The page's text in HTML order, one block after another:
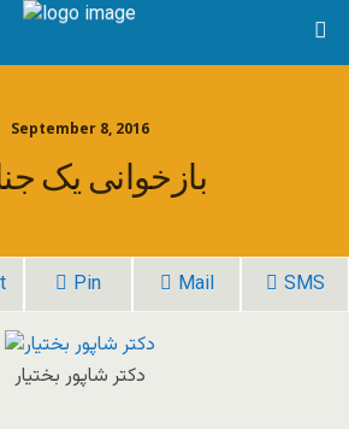
September 8, 2016
بازخوانی یک
Pin Mail SMS
دکتر شاپور بختیار